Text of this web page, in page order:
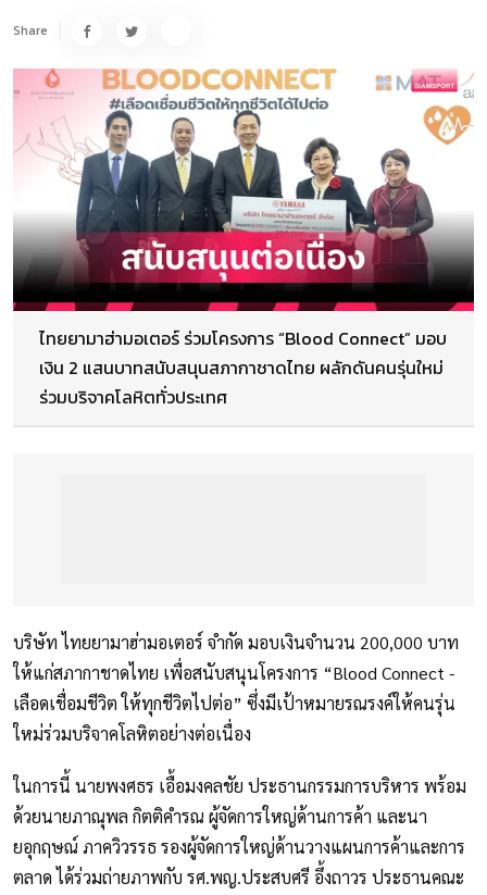
Share
ไทยยามาฮ่ามอเตอร์ ร่วมโครงการ “Blood Connect” มอบ
เงิน 2 แสนบาทสนับสนุนสภากาชาดไทย ผลักดันคนรุ่นใหม่
ร่วมบริจาคโลหิตทั่วประเทศ
บริษัท ไทยยามาฮ่ามอเตอร์ จำกัด มอบเงินจำนวน 200,000 บาท
ให้แก่สภากาชาดไทย เพื่อสนับสนุนโครงการ “Blood Connect -
เลือดเชื่อมชีวิต ให้ทุกชีวิตไปต่อ” ซึ่งมีเป้าหมายรณรงค์ให้คนรุ่น
ใหม่ร่วมบริจาคโลหิตอย่างต่อเนื่อง
ในการนี้ นายพงศธร เอื้อมงคลชัย ประธานกรรมการบริหาร พร้อม
ด้วยนายภาณุพล กิตติคำรณ ผู้จัดการใหญ่ด้านการค้า และนา
ยอุกฤษณ์ ภาควิวรรธ รองผู้จัดการใหญ่ด้านวางแผนการค้าและการ
ตลาด ได้ร่วมถ่ายภาพกับ รศ.พญ.ประสบศรี อึ้งถาวร ประธานคณะ